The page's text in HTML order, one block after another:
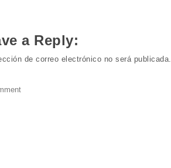
a Reply:
de correo electrónico no será publicada.